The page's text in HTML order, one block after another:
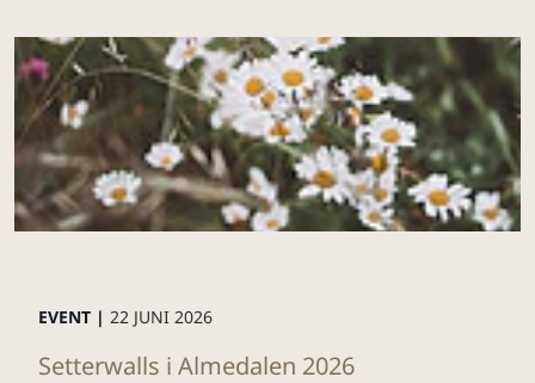
EVENT | 22 JUNI 2026
Setterwalls i Almedalen 2026